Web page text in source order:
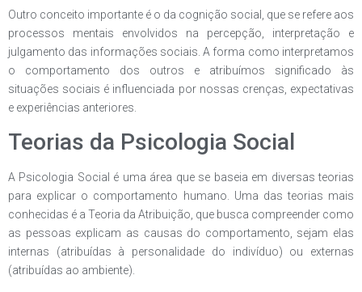
Outro conceito importante é o da cognição social, que se refere aos
processos mentais envolvidos na percepção, interpretação e
julgamento das informações sociais. A forma como interpretamos
o comportamento dos outros e atribuímos significado às
situações sociais é influenciada por nossas crenças, expectativas
e experiências anteriores.
Teorias da Psicologia Social
A Psicologia Social é uma área que se baseia em diversas teorias
para explicar o comportamento humano. Uma das teorias mais
conhecidas é a Teoria da Atribuição, que busca compreender como
as pessoas explicam as causas do comportamento, sejam elas
internas (atribuídas à personalidade do indivíduo) ou externas
(atribuídas ao ambiente).